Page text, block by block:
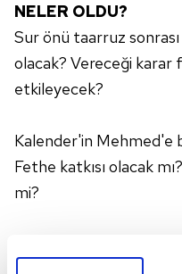
NELER OLDU?
Sur önü taarruz
olacak? Vereceği karar
etkileyecek?
Kalender'in Mehmed'e
Fethe katkısı olacak
mi?